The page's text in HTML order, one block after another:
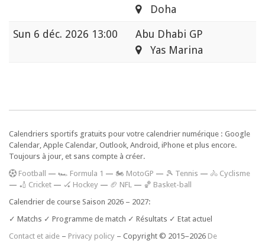
Doha
Sun 6 déc. 2026 13:00
Abu Dhabi GP
Yas Marina
Calendriers sportifs gratuits pour votre calendrier numérique : Google
Calendar, Apple Calendar, Outlook, Android, iPhone et plus encore.
Toujours à jour, et sans compte à créer.
Football — 🏎️ Formula 1 — 🏍 MotoGP — 🎾 Tennis — 🚴 Cyclisme
— 🏏 Cricket — 🏑 Hockey — 🏈 NFL — 🏀 Basket-ball
Calendrier de course Saison 2026 – 2027:
✓ Matchs ✓ Programme de match ✓ Résultats ✓ Etat actuel
Contact et aide – Privacy policy – Copyright © 2015–2026 De